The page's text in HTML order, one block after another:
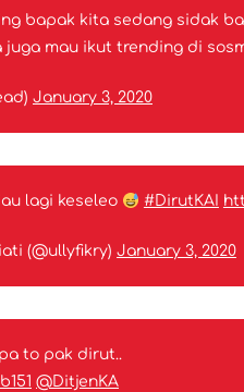
bapak kita sedang sidak
juga mau ikut trending di
January 3, 2020
lagi keseleo #DirutKAI
(@ullyfikry) January 3, 2020
to pak dirut..
@DitjenKA